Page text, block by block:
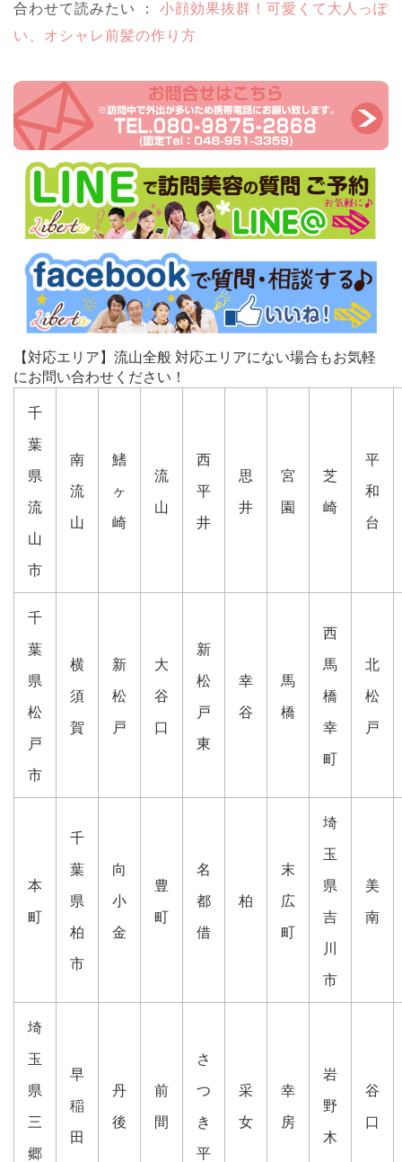
合わせて読みたい ：
小顔効果抜群！可愛くて大人っぽ
い、オシャレ前髪の作り方
【対応エリア】流山全般 対応エリアにない場合もお気軽
にお問い合わせください！
千
葉
県
流
山
市
南
流
山
鰭
ヶ
崎
流
山
西
平
井
思
井
宮
園
芝
崎
平
和
台
千
葉
県
松
戸
市
横
須
賀
新
松
戸
大
谷
口
新
松
戸
東
幸
谷
馬
橋
西
馬
橋
幸
町
北
松
戸
本
町
千
葉
県
柏
市
向
小
金
豊
町
名
都
借
柏
末
広
町
埼
玉
県
吉
川
市
美
南
埼
玉
県
三
郷
早
稲
田
丹
後
前
間
さ
つ
き
平
采
女
幸
房
岩
野
木
谷
口